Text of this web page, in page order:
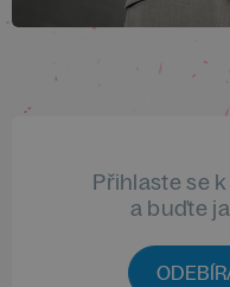
Přihlaste se
a buďte